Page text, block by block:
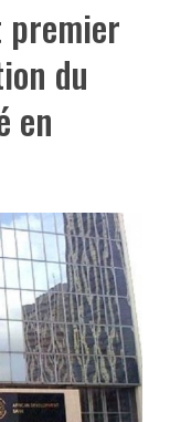
premier
du
en